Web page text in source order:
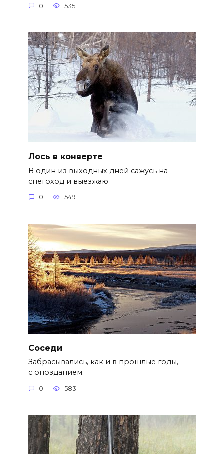
0 535
Лось в конверте
В один из выходных дней сажусь на
снегоход и выезжаю
0 549
Cоседи
Забрасывались, как и в прошлые годы,
с опозданием.
0 583